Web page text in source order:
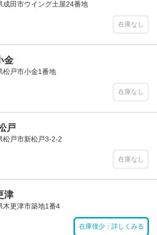
田市ウイング土屋24番地
在庫なし
金
戸市小金1番地
在庫なし
戸
戸市新松戸3-2-2
在庫なし
津
更津市築地1番4
在庫僅少：詳しくみる